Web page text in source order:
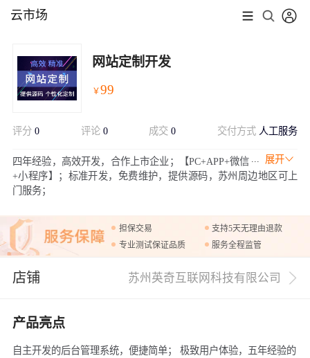
云市场
网站定制开发
￥99
评分 0 评论 0 成交0 交付方式 人工服务
展开
四年经验，高效开发，合作上市企业；【PC+APP+微信
+小程序】；标准开发，免费维护，提供源码，苏州周边地区可上
门服务；
担保交易
支持5天无理由退款
专业测试保证品质
服务全程监管
店铺 苏州英奇互联网科技有限公司
产品亮点
自主开发的后台管理系统，便捷简单； 极致用户体验，五年经验的